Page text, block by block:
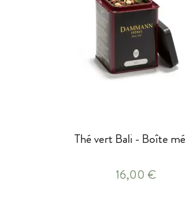
Thé vert Bali - Boîte
16,00 €